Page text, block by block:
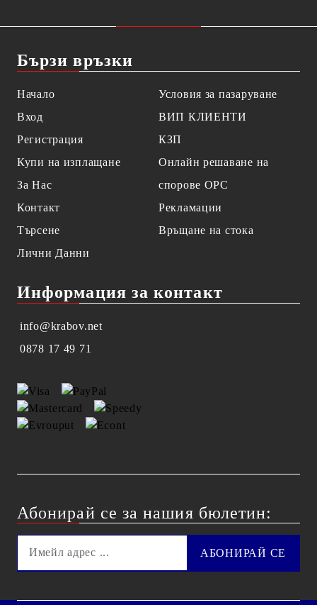
Бързи връзки
Начало
Вход
Регистрация
Купи на изплащане
За Нас
Контакт
Търсене
Лични Данни
Условия за пазаруване
ВИП КЛИЕНТИ
КЗП
Онлайн решаване на
спорове OPC
Рекламации
Връщане на стока
Информация за контакт
info@krabov.net
0878 17 49 71
Абонирай се за нашия бюлетин: